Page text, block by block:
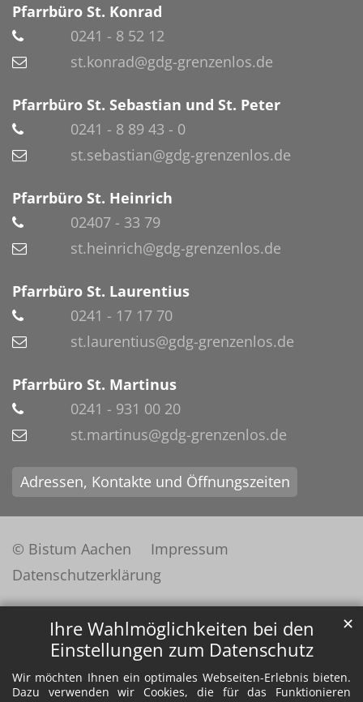
Ihre Wahlmöglichkeiten bei den
Einstellungen zum Datenschutz
Wir möchten Ihnen ein optimales Webseiten-Erlebnis bieten.
Dazu verwenden wir Cookies, die für das Funktionieren
✕
Pfarrbüro St. Konrad
0241 - 8 52 12
st.konrad@gdg-grenzenlos.de
Pfarrbüro St. Sebastian und St. Peter
0241 - 8 89 43 - 0
st.sebastian@gdg-grenzenlos.de
Pfarrbüro St. Heinrich
02407 - 33 79
st.heinrich@gdg-grenzenlos.de
Pfarrbüro St. Laurentius
0241 - 17 17 70
st.laurentius@gdg-grenzenlos.de
Pfarrbüro St. Martinus
0241 - 931 00 20
st.martinus@gdg-grenzenlos.de
Adressen, Kontakte und Öffnungszeiten
© Bistum Aachen
Impressum
Datenschutzerklärung